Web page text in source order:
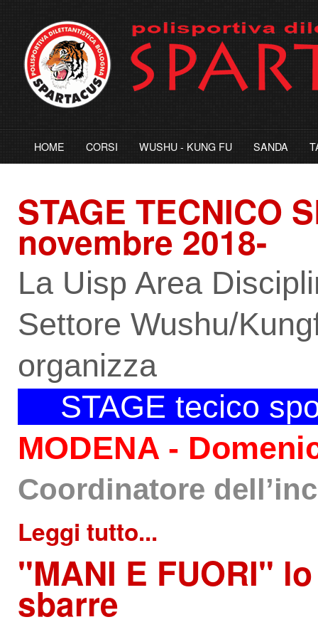
HOME CORSI WUSHU - KUNG FU SANDA
STAGE TECNICO
novembre 2018-
La Uisp Area
Settore Wushu/
organizza
STAGE tecico
MODENA -
Coordinatore
Leggi tutto...
"MANI E FUORI"
sbarre